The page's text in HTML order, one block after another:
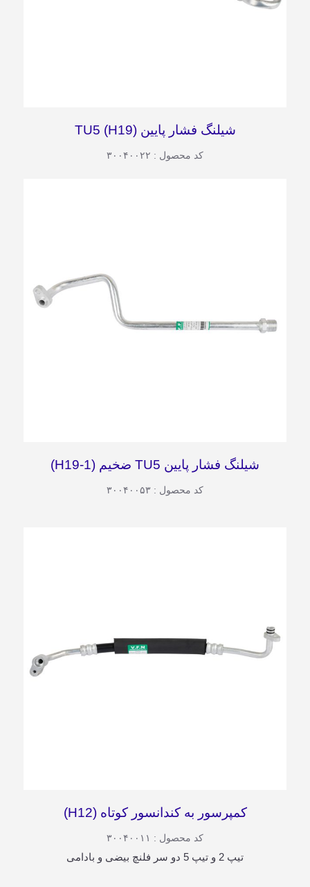
شیلنگ فشار پایین TU5 (H19)
کد محصول : ۳۰۰۴۰۰۲۲
شیلنگ فشار پایین TU5 ضخیم (H19-1)
کد محصول : ۳۰۰۴۰۰۵۳
کمپرسور به کندانسور کوتاه (H12)
کد محصول : ۳۰۰۴۰۰۱۱
تیپ 2 و تیپ 5 دو سر فلنچ بیضی و بادامی